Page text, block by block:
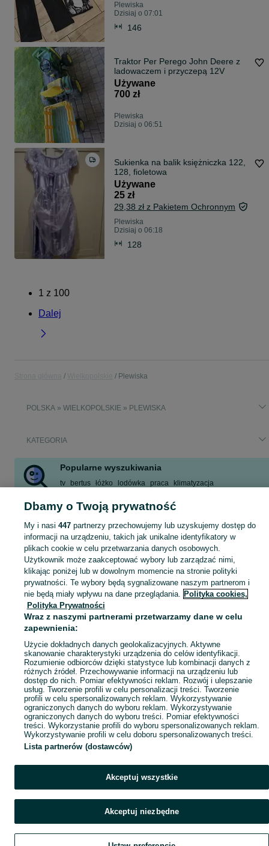
Plewiska
Dzisiaj o 07:01
146
Traktor Per Perego John Deere z
ladowaczem i przyczepą 12V
Używane
700 zł
Plewiska
Dzisiaj o 06:51
Sukienka na balik księżniczka 122,
128, fioletowa
Używane
25 zł
29,38 zł z Pakietem Ochronnym
Plewiska
Dzisiaj o 06:18
128
1 z 100
Dalej
Plewiska
POLSKA » WIELKOPOLSKIE » PLEWISKA
KATEGORIA
Popularne wyszukiwania
tv bertus łóżko lodówka praca
klimatyzacja
Skorzystaj z największego serwisu ogłoszeniowego - Plewiska i okolice! Kupuj to, czego pragniesz i sprzedawaj to, czego już nie potrzebujesz!
Mapa kategorii
Mapa miejscowości
Mapa ministron
Popularne wyszukiwania
Dbamy o Twoją prywatność
My i nasi 447partnerzy przechowujemy lub uzyskujemy dostęp do
informacji na urządzeniu, takich jak unikalne identyfikatory w
plikach cookie w celu przetwarzania danych osobowych.
Użytkownik może zaakceptować wybory lub zarządzać nimi,
klikając poniżej lub w dowolnym momencie na stronie polityki
prywatności. Te wybory będą sygnalizowane naszym partnerom i
nie będą miały wpływu na dane przeglądania. Polityka cookies,
Polityka Prywatności
Wraz z naszymi partnerami przetwarzamy dane w celu
zapewnienia:
Użycie dokładnych danych geolokalizacyjnych. Aktywne
skanowanie charakterystyki urządzenia do celów identyfikacji.
Rozumienie odbiorców dzięki statystyce lub kombinacji danych z
różnych źródeł. Przechowywanie informacji na urządzeniu lub
dostęp do nich. Pomiar efektywności reklam. Rozwój i ulepszanie
usług. Tworzenie profili w celu personalizacji treści. Tworzenie
profili w celu spersonalizowanych reklam. Wykorzystywanie
ograniczonych danych do wyboru reklam. Wykorzystywanie
ograniczonych danych do wyboru treści. Pomiar efektywności
treści. Wykorzystanie profili do wyboru spersonalizowanych reklam.
Wykorzystywanie profili w celu doboru spersonalizowanych treści.
Lista partnerów (dostawców)
Akceptuj wszystkie
Akceptuj niezbędne